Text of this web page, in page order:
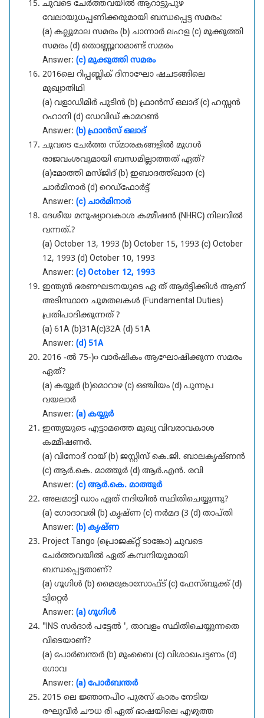
ചുവടെ ചേർത്തവയിൽ ആറാട്ടുപുഴ
വേലായുധപ്പണിക്കരുമായി ബന്ധപ്പെട്ട സമരം:
(a) കല്ലുമാല സമരം (b) ചാന്നാർ ലഹള (c) മുക്കുത്തി
സമരം (d) തൊണ്ണൂറാമാണ്ട് സമരം
Answer: (c) മുക്കുത്തി സമരം
2016ലെ റിപ്പബ്ലിക് ദിനാഘോ ഷചടങ്ങിലെ
മുഖ്യാതിഥി
(a) വളാഡിമിർ പുടിൻ (b) ഫ്രാൻസ് ഒലാദ് (c) ഹസ്സൻ
റഹാനി (d) ഡേവിഡ് കാമറൺ
Answer: (b) ഫ്രാൻസ് ഒലാദ്
ചുവടെ ചേർത്ത സ്മാരകങ്ങളിൽ മുഗൾ
രാജവംശവുമായി ബന്ധമില്ലാത്തത് ഏത്?
(a)മോത്തി മസ്ജിദ് (b) ഇബാദത്ത്ഖാന (c)
ചാർമിനാർ (d) റെഡ്ഫോർട്ട്
Answer: (c) ചാർമിനാർ
ദേശീയ മനുഷ്യാവകാശ കമ്മീഷൻ (NHRC) നിലവിൽ
വന്നത്.?
(a) October 13, 1993 (b) October 15, 1993 (c) October
12, 1993 (d) October 10, 1993
Answer: (c) October 12, 1993
ഇന്ത്യൻ ഭരണഘടനയുടെ ഏ ത് ആർട്ടിക്കിൾ ആണ്
അടിസ്ഥാന ചുമതലകൾ (Fundamental Duties)
പ്രതിപാദിക്കുന്നത് ?
(a) 61A (b)31A(c)32A (d) 51A
Answer: (d) 51A
2016 -ൽ 75-)൦ വാർഷികം ആഘോഷിക്കുന്ന സമരം
ഏത്?
(a) കയ്യുർ (b)മൊറാഴ (c) ഒഞ്ചിയം (d) പുന്നപ്ര
വയലാർ
Answer: (a) കയ്യുർ
ഇന്ത്യയുടെ എട്ടാമത്തെ മുഖ്യ വിവരാവകാശ
കമ്മീഷണർ.
(a) വിനോദ് റായ് (b) ജസ്റ്റിസ് കെ.ജി. ബാലകൃഷ്‌ണൻ
(c) ആർ.കെ. മാത്തുർ (d) ആർ.എൻ. രവി
Answer: (c) ആർ.കെ. മാത്തുർ
അലമാട്ടി ഡാം ഏത് നദിയിൽ സ്ഥിതിചെയ്യുന്നു?
(a) ഗോദാവരി (b) കൃഷ്ണ (c) നർമദ (3 (d) താപ്തി
Answer: (b) കൃഷ്ണ
Project Tango (പ്രൊജക്റ്റ് ടാങ്കോ) ചുവടെ
ചേർത്തവയിൽ ഏത് കമ്പനിയുമായി
ബന്ധപ്പെട്ടതാണ്?
(a) ഗൂഗിൾ (b) മൈക്രോസോഫ്ട് (c) ഫേസ്ബുക്ക് (d)
ട്വിറ്റെർ
Answer: (a) ഗൂഗിൾ
"INS സർദാർ പട്ടേൽ ', താവളം സ്ഥിതിചെയ്യുന്നതെ
വിടെയാണ്?
(a) പോർബന്തർ (b) മുംബൈ (c) വിശാഖപട്ടണം (d)
ഗോവ
Answer: (a) പോർബന്തർ
2015 ലെ ജ്ഞാനപീഠ പുരസ് കാരം നേടിയ
രഘുവീർ ചൗധ രി ഏത് ഭാഷയിലെ എഴുത്ത